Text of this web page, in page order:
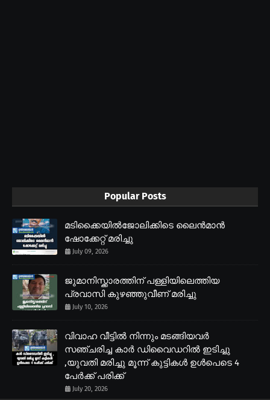
Popular Posts
മടിക്കൈയിൽജോലിക്കിടെ ലൈൻമാൻ
ഷോക്കേറ്റ് മരിച്ചു
July 09, 2026
ജുമാനിസ്ക്കാരത്തിന് പള്ളിയിലെത്തിയ
പ്രവാസി കുഴഞ്ഞുവീണ് മരിച്ചു
July 10, 2026
വിവാഹ വീട്ടിൽ നിന്നും മടങ്ങിയവർ
സഞ്ചരിച്ച കാർ ഡിവൈഡറിൽ ഇടിച്ചു
,യുവതി മരിച്ചു മൂന്ന് കുട്ടികൾ ഉൾപെടെ 4
പേർക്ക് പരിക്ക്
July 20, 2026